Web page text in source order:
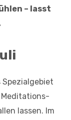
– lasst
Meditations-
lassen. Im